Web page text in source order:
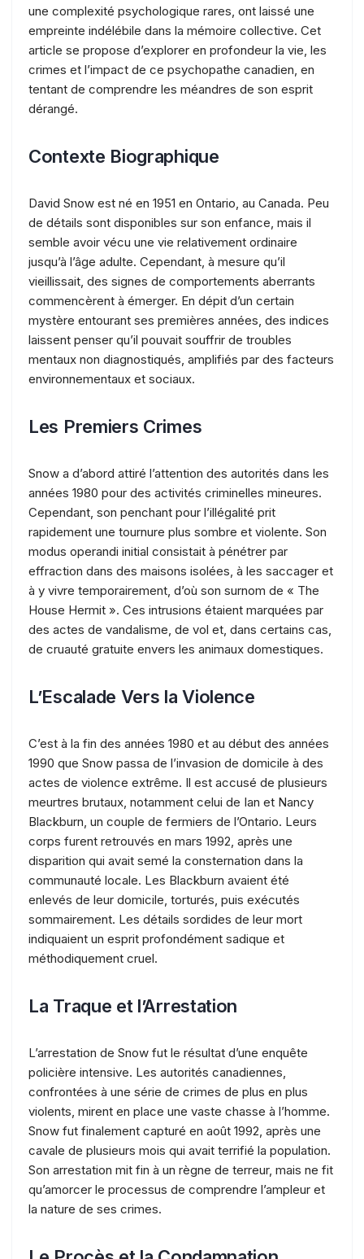
une complexité psychologique rares, ont laissé une
empreinte indélébile dans la mémoire collective. Cet
article se propose d’explorer en profondeur la vie, les
crimes et l’impact de ce psychopathe canadien, en
tentant de comprendre les méandres de son esprit
dérangé.
Contexte Biographique
David Snow est né en 1951 en Ontario, au Canada. Peu
de détails sont disponibles sur son enfance, mais il
semble avoir vécu une vie relativement ordinaire
jusqu’à l’âge adulte. Cependant, à mesure qu’il
vieillissait, des signes de comportements aberrants
commencèrent à émerger. En dépit d’un certain
mystère entourant ses premières années, des indices
laissent penser qu’il pouvait souffrir de troubles
mentaux non diagnostiqués, amplifiés par des facteurs
environnementaux et sociaux.
Les Premiers Crimes
Snow a d’abord attiré l’attention des autorités dans les
années 1980 pour des activités criminelles mineures.
Cependant, son penchant pour l’illégalité prit
rapidement une tournure plus sombre et violente. Son
modus operandi initial consistait à pénétrer par
effraction dans des maisons isolées, à les saccager et
à y vivre temporairement, d’où son surnom de « The
House Hermit ». Ces intrusions étaient marquées par
des actes de vandalisme, de vol et, dans certains cas,
de cruauté gratuite envers les animaux domestiques.
L’Escalade Vers la Violence
C’est à la fin des années 1980 et au début des années
1990 que Snow passa de l’invasion de domicile à des
actes de violence extrême. Il est accusé de plusieurs
meurtres brutaux, notamment celui de Ian et Nancy
Blackburn, un couple de fermiers de l’Ontario. Leurs
corps furent retrouvés en mars 1992, après une
disparition qui avait semé la consternation dans la
communauté locale. Les Blackburn avaient été
enlevés de leur domicile, torturés, puis exécutés
sommairement. Les détails sordides de leur mort
indiquaient un esprit profondément sadique et
méthodiquement cruel.
La Traque et l’Arrestation
L’arrestation de Snow fut le résultat d’une enquête
policière intensive. Les autorités canadiennes,
confrontées à une série de crimes de plus en plus
violents, mirent en place une vaste chasse à l’homme.
Snow fut finalement capturé en août 1992, après une
cavale de plusieurs mois qui avait terrifié la population.
Son arrestation mit fin à un règne de terreur, mais ne fit
qu’amorcer le processus de comprendre l’ampleur et
la nature de ses crimes.